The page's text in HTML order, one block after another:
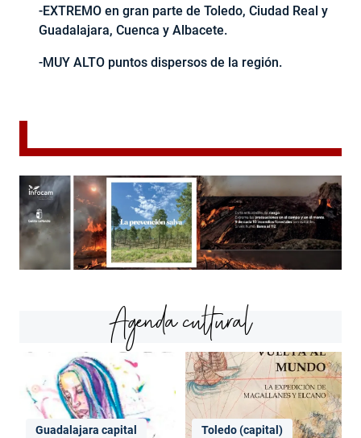
-EXTREMO en gran parte de Toledo, Ciudad Real y
Guadalajara, Cuenca y Albacete.
-MUY ALTO puntos dispersos de la región.
Agenda cultural
Guadalajara capital Toledo (capital)